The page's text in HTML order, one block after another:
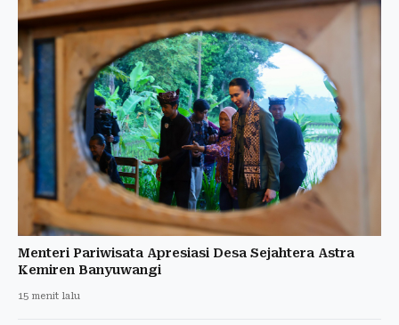
Menteri Pariwisata Apresiasi Desa Sejahtera Astra
Kemiren Banyuwangi
15 menit lalu